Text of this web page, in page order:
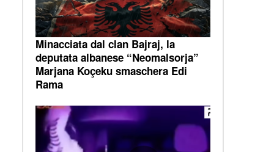
Minacciata dal clan Bajraj, la
deputata albanese “Neomalsorja”
Marjana Koçeku smaschera Edi
Rama